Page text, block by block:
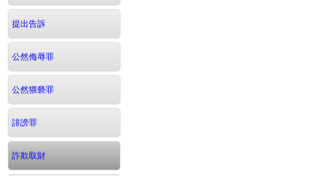
提出告訴
公然侮辱罪
公然猥褻罪
誹謗罪
詐欺取財